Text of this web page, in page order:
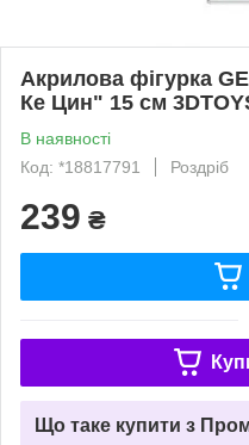
Акрилова фігурка
Ке Цин" 15 см
В наявності
Код: *18817791
Роздріб
239 ₴
Що таке купити з